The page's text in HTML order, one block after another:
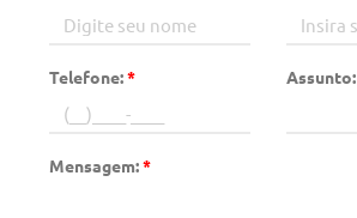
Telefone:* Assunto:
Mensagem:*